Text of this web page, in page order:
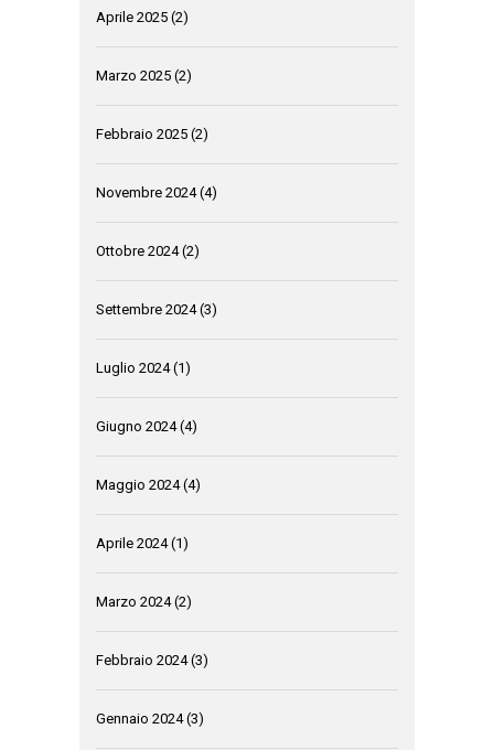
Aprile 2025 (2)
Marzo 2025 (2)
Febbraio 2025 (2)
Novembre 2024(4)
Ottobre 2024(2)
Settembre 2024(3)
Luglio 2024(1)
Giugno 2024(4)
Maggio 2024(4)
Aprile 2024(1)
Marzo 2024(2)
Febbraio 2024(3)
Gennaio 2024(3)